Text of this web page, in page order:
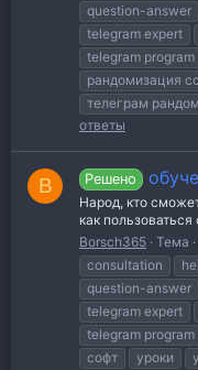
question-answer
telegram expert
telegram program
рандомизация
телеграм
ответы
B Решено
Народ, кто
как
Borsch365 Тема
consultation
question-answer
telegram expert
telegram program
софт
уроки